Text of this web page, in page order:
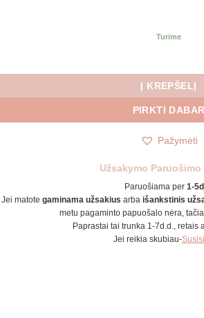
Turime
širdelės
Į KREPŠELĮ
PIRKTI DABAR
Pažymėti
Užsakymo Paruošimo
Paruošiama per 1-
Jei matote gaminama užsakius arba išankstinis
metu pagaminto papuošalo nėra,
Paprastai tai trunka 1-7d.d., retais
Jei reikia skubiau-